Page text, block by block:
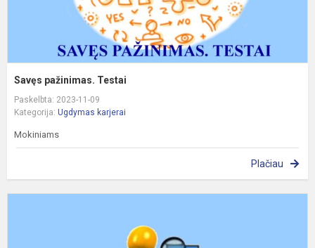
Savęs pažinimas. Testai
Paskelbta: 2023-11-09
Kategorija: Ugdymas karjerai
Mokiniams
Plačiau